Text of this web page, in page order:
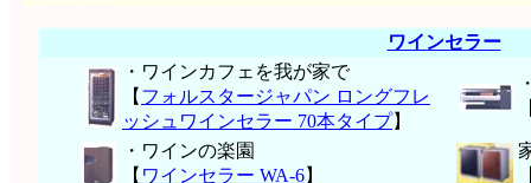
ワインセラー
・ワインカフェを我が家で
【 フォルスタージャパン ロングフレ
ッシュワインセラー 70本タイプ】
・ワインの楽園
【 ワインセラー WA-6】